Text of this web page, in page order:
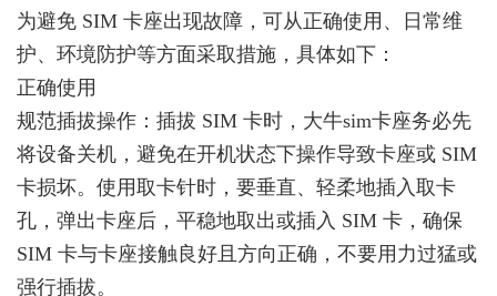
为避免 SIM 卡座出现故障，可从正确使用、日常维
护、环境防护等方面采取措施，具体如下：
正确使用
规范插拔操作：插拔 SIM 卡时，大牛sim卡座务必先
将设备关机，避免在开机状态下操作导致卡座或 SIM
卡损坏。使用取卡针时，要垂直、轻柔地插入取卡
孔，弹出卡座后，平稳地取出或插入 SIM 卡，确保
SIM 卡与卡座接触良好且方向正确，不要用力过猛或
强行插拔。